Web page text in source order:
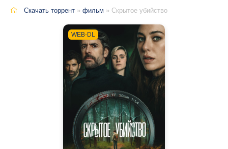
Скачать торрент » фильм » Скрытое убийство
WEB-DL